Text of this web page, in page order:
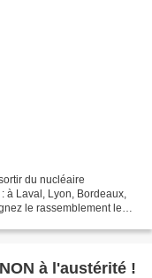
du nucléaire
à Laval, Lyon, Bordeaux,
le rassemblement le
à l'austérité !